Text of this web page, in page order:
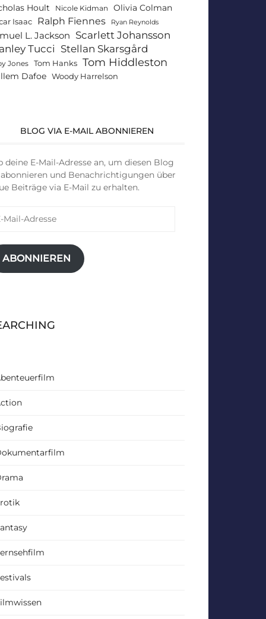
Hoult Nicole Kidman Olivia Colman
Isaac Ralph Fiennes Ryan Reynolds
L. Jackson Scarlett Johansson
Tucci Stellan Skarsgård
Jones Tom Hanks Tom Hiddleston
Dafoe Woody Harrelson
BLOG VIA E-MAIL ABONNIEREN
deine E-Mail-Adresse an, um diesen Blog
und Benachrichtigungen über
Beiträge via E-Mail zu erhalten.
ABONNIEREN